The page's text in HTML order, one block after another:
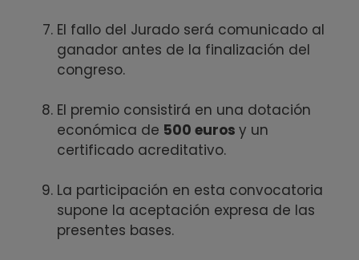
El fallo del Jurado será comunicado al
ganador antes de la finalización del
congreso.
El premio consistirá en una dotación
económica de 500 euros y un
certificado acreditativo.
La participación en esta convocatoria
supone la aceptación expresa de las
presentes bases.